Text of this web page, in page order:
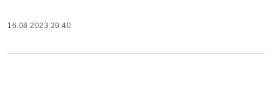
16.08.2023 20:40